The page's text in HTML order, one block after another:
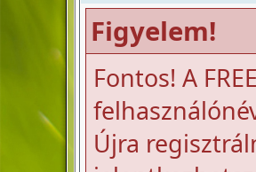
Figyelem!
Fontos! A
Újra